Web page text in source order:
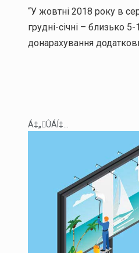
“У жовтні 2018 року в
грудні-січні – близько
донарахування
Á‡„ÛÁÍ‡...